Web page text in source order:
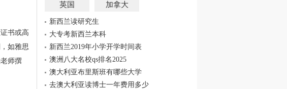
书或高
如雅思
师撰
英国 加拿大
新西兰读研究生
大专考新西兰本科
新西兰2019年小学开学时间表
澳洲八大名校qs排名2025
澳大利亚布里斯班有哪些大学
去澳大利亚读博士一年费用多少